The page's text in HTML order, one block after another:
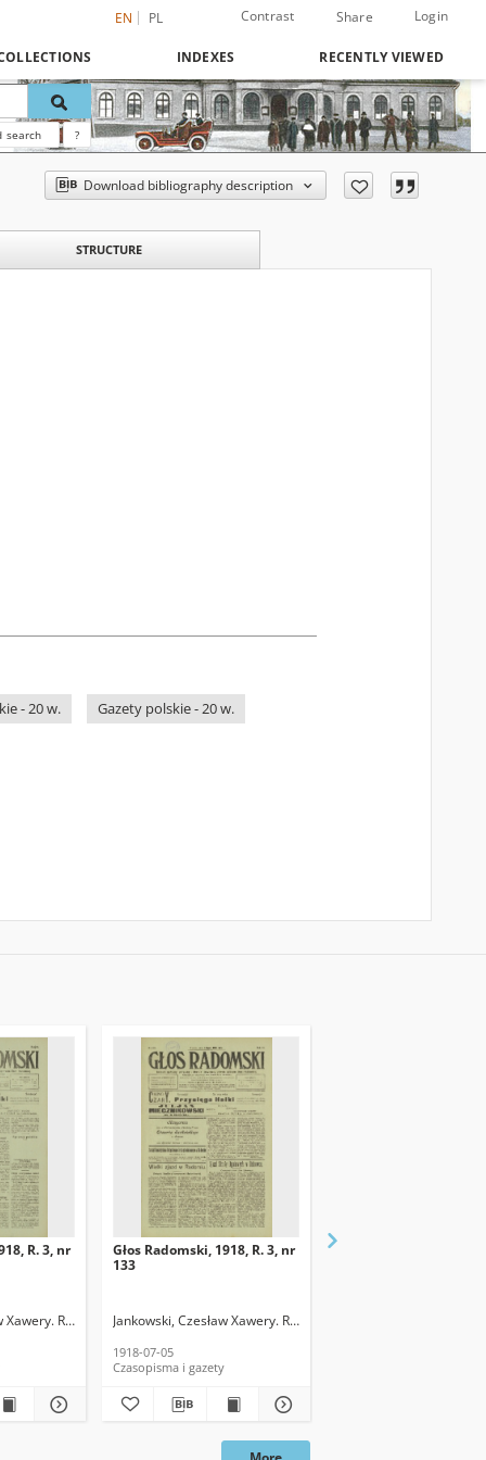
EN PL Contrast Share Login
INDEXES RECENTLY VIEWED
search ?
Download bibliography description
STRUCTURE
- 20 w.
Gazety polskie - 20 w.
R. 3, nr
Red.
Głos Radomski, 1918, R. 3, nr
133
Jankowski, Czesław Xawery. Red.
1918-07-05
Czasopisma i gazety